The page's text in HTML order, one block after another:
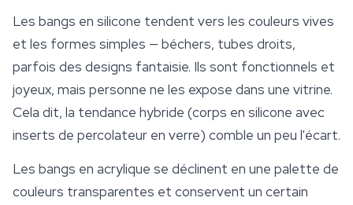
Les bangs en silicone tendent vers les couleurs vives
et les formes simples — béchers, tubes droits,
parfois des designs fantaisie. Ils sont fonctionnels et
joyeux, mais personne ne les expose dans une vitrine.
Cela dit, la tendance hybride (corps en silicone avec
inserts de percolateur en verre) comble un peu l'écart.
Les bangs en acrylique se déclinent en une palette de
couleurs transparentes et conservent un certain